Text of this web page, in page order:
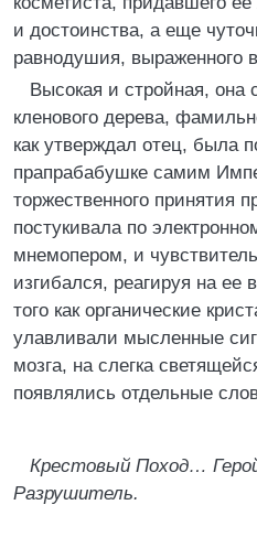
и достоинства, а еще
равнодушия, выраженного
Высокая и стройная, она
кленового дерева,
как утверждал отец, была
прапрабабушке самим
торжественного принятия
постукивала по
мнемопером, и
изгибался, реагируя на
того как органические
улавливали мысленные
мозга, на слегка
появлялись отдельные
Крестовый Поход…
Разрушитель.